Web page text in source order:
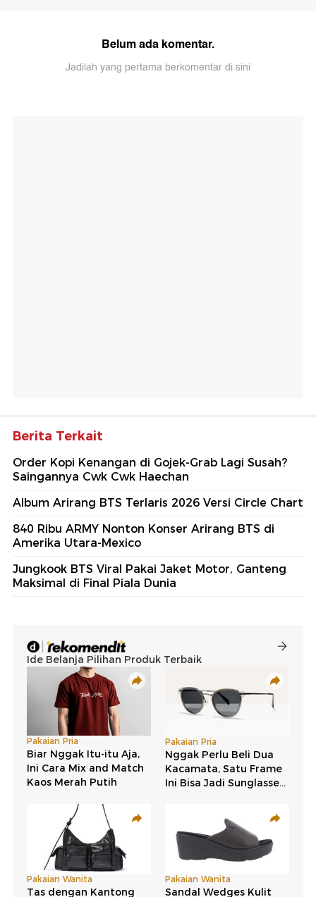
Belum ada komentar.
Jadilah yang pertama berkomentar di sini
Berita Terkait
Order Kopi Kenangan di Gojek-Grab Lagi Susah?
Saingannya Cwk Cwk Haechan
Album Arirang BTS Terlaris 2026 Versi Circle Chart
840 Ribu ARMY Nonton Konser Arirang BTS di
Amerika Utara-Mexico
Jungkook BTS Viral Pakai Jaket Motor, Ganteng
Maksimal di Final Piala Dunia